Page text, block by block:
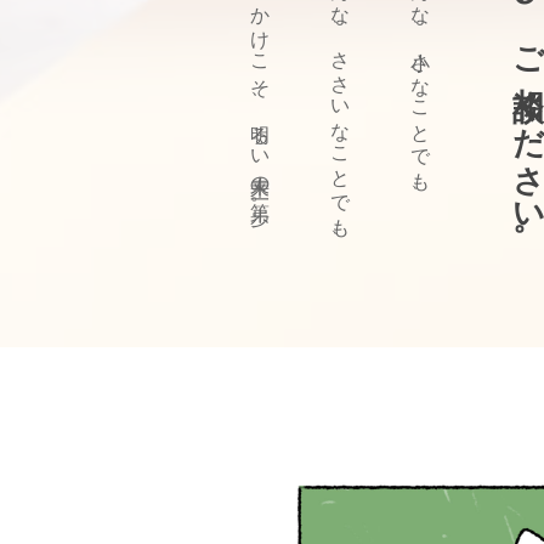
ぜひ、ご相
どんな、小さなことでも、
どんな、ささいなことでも、
きっかけこそ、明るい未来の第一歩。